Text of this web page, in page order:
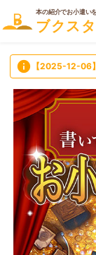
本の紹介でお小遣い
ブクスタ
info 【2025-12-06